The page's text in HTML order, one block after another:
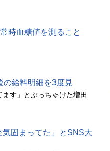
時血糖値を測ること
の給料明細を3度見
す」とぶっちゃけた増田
固まってた」とSNS大